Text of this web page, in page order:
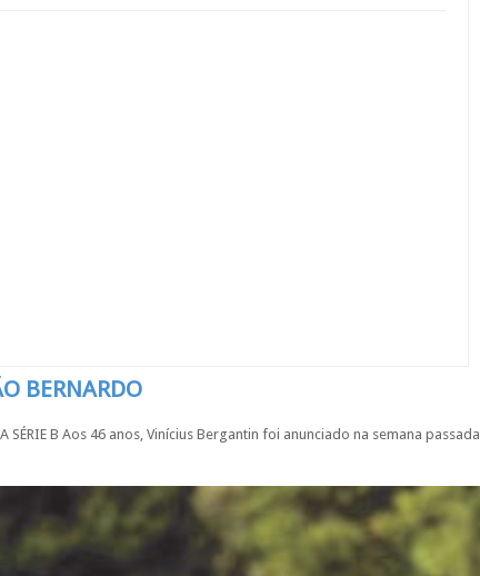
BERNARDO
SÉRIE B Aos 46 anos, Vinícius Bergantin foi anunciado na semana passada